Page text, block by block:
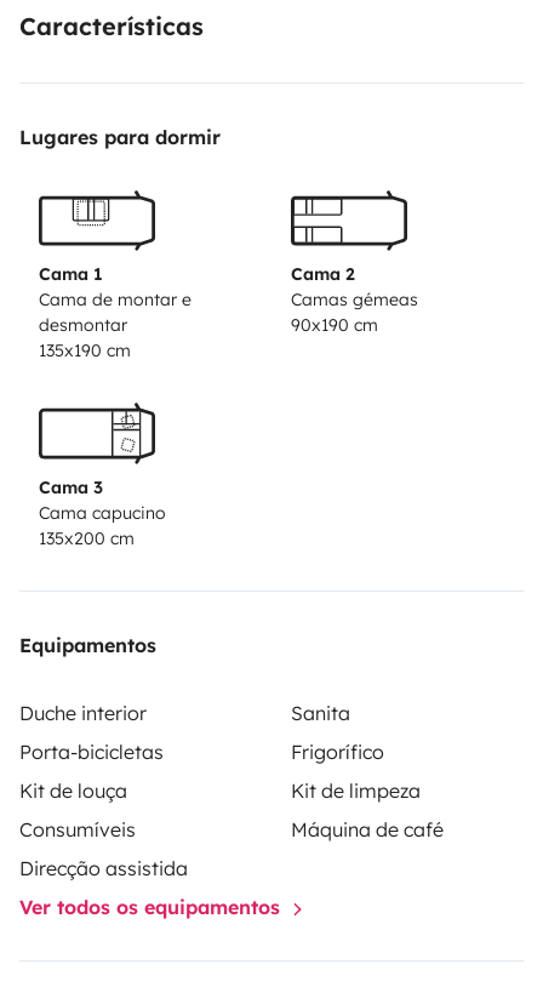
Características
Lugares para dormir
Cama 1
Cama de montar e
desmontar
135x190 cm
Cama 2
Camas gémeas
90x190 cm
Cama 3
Cama capucino
135x200 cm
Equipamentos
Duche interior
Sanita
Porta-bicicletas
Frigorífico
Kit de louça
Kit de limpeza
Consumíveis
Máquina de café
Direcção assistida
Ver todos os equipamentos